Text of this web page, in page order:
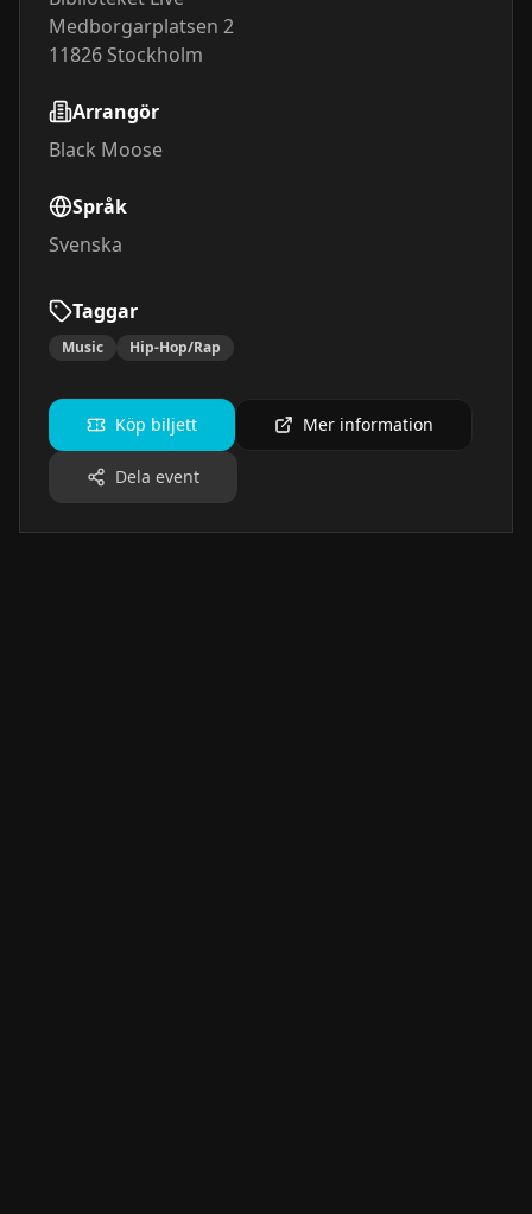
Medborgarplatsen 2
11826 Stockholm
Arrangör
Black Moose
Språk
Svenska
Taggar
Music Hip-Hop/Rap
Köp biljett Mer information
Dela event